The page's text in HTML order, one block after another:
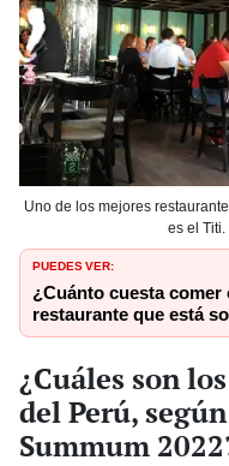
Uno de los mejores
es el
PUEDES VER:
¿Cuánto cuesta comer
restaurante que está
¿Cuáles son
del Perú,
Summum